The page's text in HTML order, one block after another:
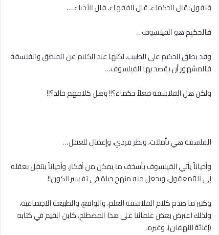
فنقول: قال الحكماء، قال الفقهاء، قال الأدباء….
فالحكيمهو الفيلسوف…
وقد يطلق الحكيم على الطبيب، لكنها عند الكلام عن المنطق والفلسفة
فالمشهور أن يقصد بها الفيلسوف…
ولكن هل الفلاسفة فعلاً حكماء؟!! وهل كلامهم خالد؟!!
الفلسفة هي تأملات، ونظر فردي، وإعمال للعقل…
وأحياناً يأتي الفيلسوف بأسخف ما يمكن من أفكار، وأحياناً ينتقل بعقله
إلى اللاّمعقول، ويجعل منه منهج حياة في تفسير الكون!!
وكثير ما صدم كلام الفلاسفة العلم، والواقع، والطبيعة الاجتماعية،
ولذلك اعترض بعض علمائنا على هذا المصطلح، كابن القيم في كتابه
(إغاثة اللهفان)، وغيره.